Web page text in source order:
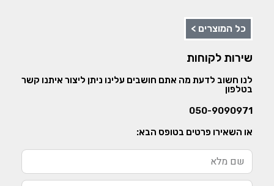
כל המוצרים >
שירות לקוחות
לנו חשוב לדעת מה אתם חושבים עלינו ניתן ליצור איתנו קשר
בטלפון
050-9090971
או השאירו פרטים בטופס הבא: